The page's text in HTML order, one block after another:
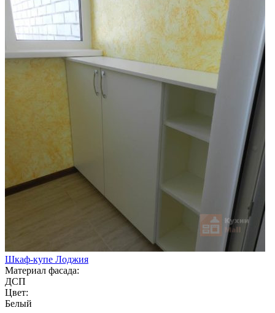
Шкаф-купе Лоджия
Материал фасада:
ДСП
Цвет:
Белый